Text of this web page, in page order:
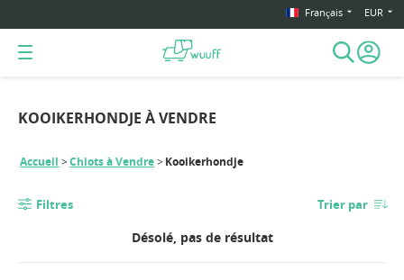
Français EUR
KOOIKERHONDJE À VENDRE
Accueil Chiots à Vendre Kooikerhondje
Filtres Trier par
Désolé, pas de résultat